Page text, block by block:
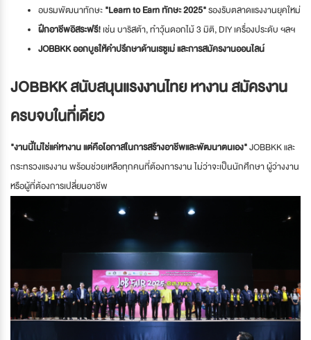
อบรมพัฒนาทักษะ"Learn to Earn ทักษะ 2025"รองรับตลาดแรงงานยุคใหม่
ฝึกอาชีพอิสระฟรี!เช่น บาริสต้า, ทำวุ้นดอกไม้ 3 มิติ, DIY เครื่องประดับ ฯลฯ
JOBBKK ออกบูธให้คำปรึกษาด้านเรซูเม่ และการสมัครงานออนไลน์
JOBBKK สนับสนุนแรงงานไทย หางาน สมัครงาน
ครบจบในที่เดียว
"งานนี้ไม่ใช่แค่หางาน แต่คือโอกาสในการสร้างอาชีพและพัฒนาตนเอง"JOBBKK และ
กระทรวงแรงงาน พร้อมช่วยเหลือทุกคนที่ต้องการงาน ไม่ว่าจะเป็นนักศึกษา ผู้ว่างงาน
หรือผู้ที่ต้องการเปลี่ยนอาชีพ